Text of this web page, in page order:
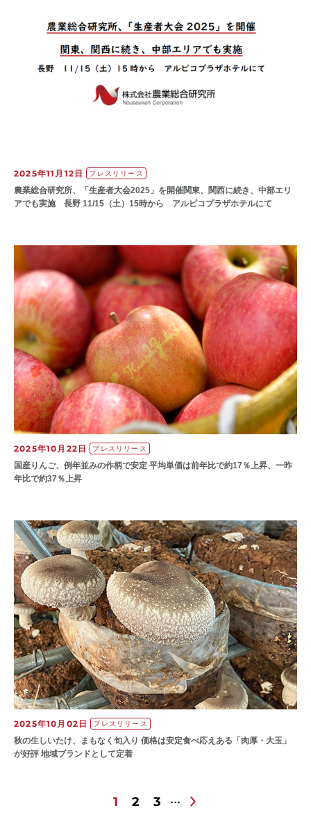
2025年11月12日 プレスリリース
農業総合研究所、「生産者大会2025」を開催関東、関西に続き、中部エリ
アでも実施 長野 11/15（土）15時から アルピコプラザホテルにて
2025年10月22日 プレスリリース
国産りんご、例年並みの作柄で安定 平均単価は前年比で約17％上昇、一昨
年比で約37％上昇
2025年10月02日 プレスリリース
秋の生しいたけ、まもなく旬入り 価格は安定食べ応えある「肉厚・大玉」
が好評 地域ブランドとして定着
1 2 3